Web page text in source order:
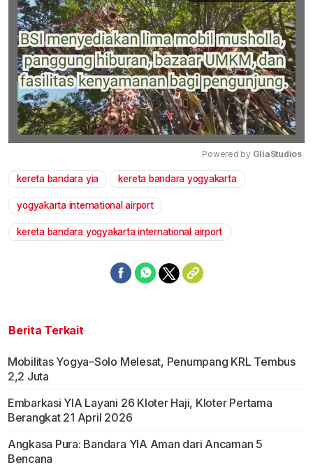
Powered by GliaStudios
kereta bandara yia kereta bandara yogyakarta
yogyakarta international airport
kereta bandara yogyakarta international airport
Berita Terkait
Mobilitas Yogya–Solo Melesat, Penumpang KRL Tembus
2,2 Juta
Embarkasi YIA Layani 26 Kloter Haji, Kloter Pertama
Berangkat 21 April 2026
Angkasa Pura: Bandara YIA Aman dari Ancaman 5
Bencana